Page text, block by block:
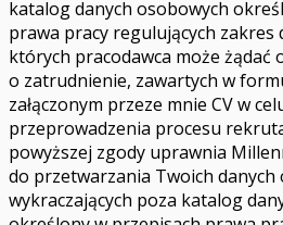
katalog danych osobowych
prawa pracy regulujących zakres
których pracodawca może żądać
o zatrudnienie, zawartych w
załączonym przeze mnie CV w
przeprowadzenia procesu
powyższej zgody uprawnia
do przetwarzania Twoich danych
wykraczających poza katalog